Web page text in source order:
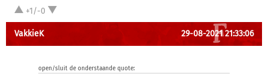
+1/-0
VakkieK 29-08-2021 21:33:06
open/sluit de onderstaande quote: